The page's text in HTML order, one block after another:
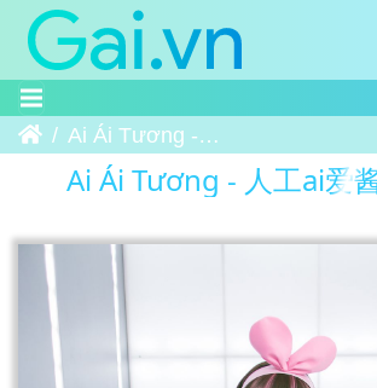
Trang chủAi Ái Tương - 人工ai爱酱 18
Ai Ái Tương - 人工ai爱